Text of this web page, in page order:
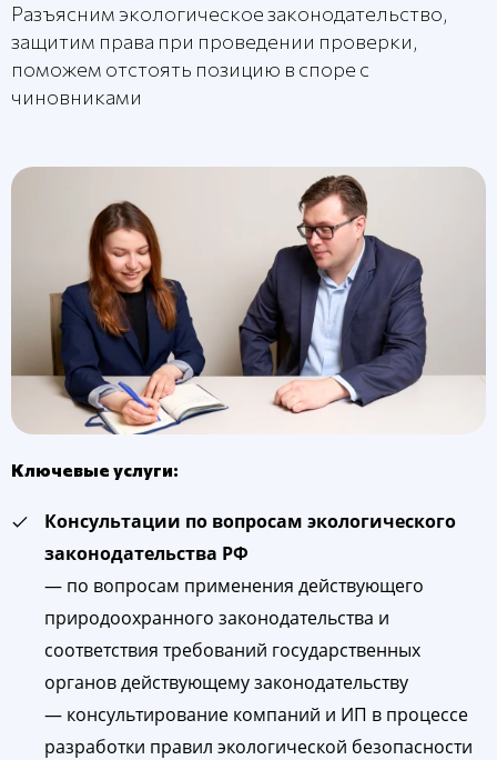
Разъясним экологическое законодательство,
защитим права при проведении проверки,
поможем отстоять позицию в споре с
чиновниками
Ключевые услуги:
Консультации по вопросам экологического
законодательства РФ
— по вопросам применения действующего
природоохранного законодательства и
соответствия требований государственных
органов действующему законодательству
— консультирование компаний и ИП в процессе
разработки правил экологической безопасности